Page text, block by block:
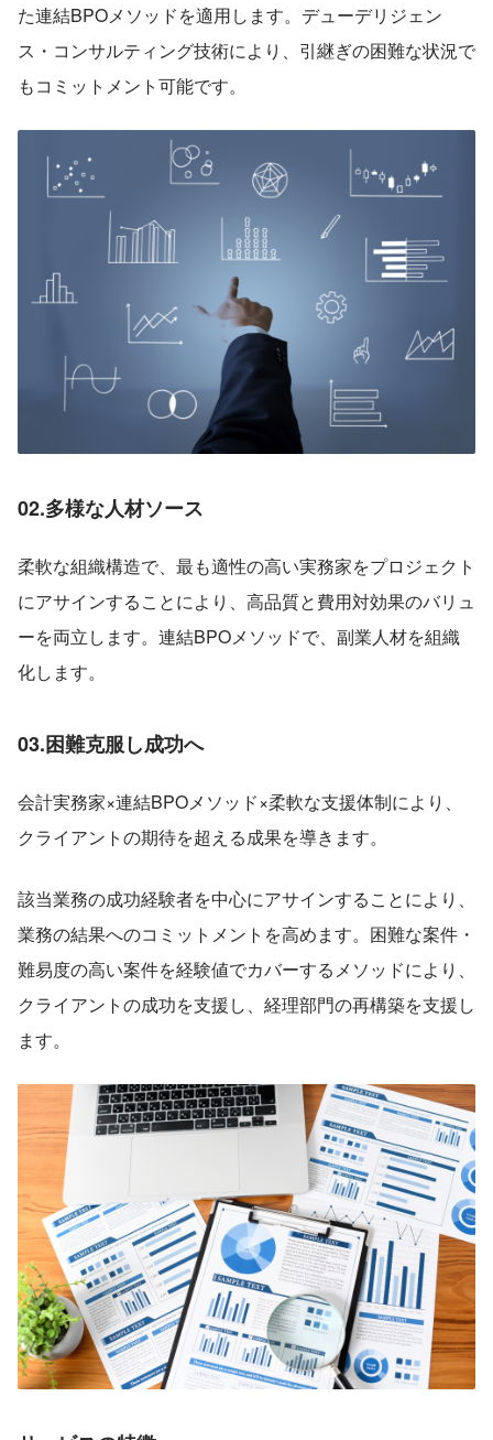
た連結BPOメソッドを適用します。デューデリジェン
ス・コンサルティング技術により、引継ぎの困難な状況で
もコミットメント可能です。
02.多様な人材ソース
柔軟な組織構造で、最も適性の高い実務家をプロジェクト
にアサインすることにより、高品質と費用対効果のバリュ
ーを両立します。連結BPOメソッドで、副業人材を組織
化します。
03.困難克服し成功へ
会計実務家×連結BPOメソッド×柔軟な支援体制により、
クライアントの期待を超える成果を導きます。
該当業務の成功経験者を中心にアサインすることにより、
業務の結果へのコミットメントを高めます。困難な案件・
難易度の高い案件を経験値でカバーするメソッドにより、
クライアントの成功を支援し、経理部門の再構築を支援し
ます。